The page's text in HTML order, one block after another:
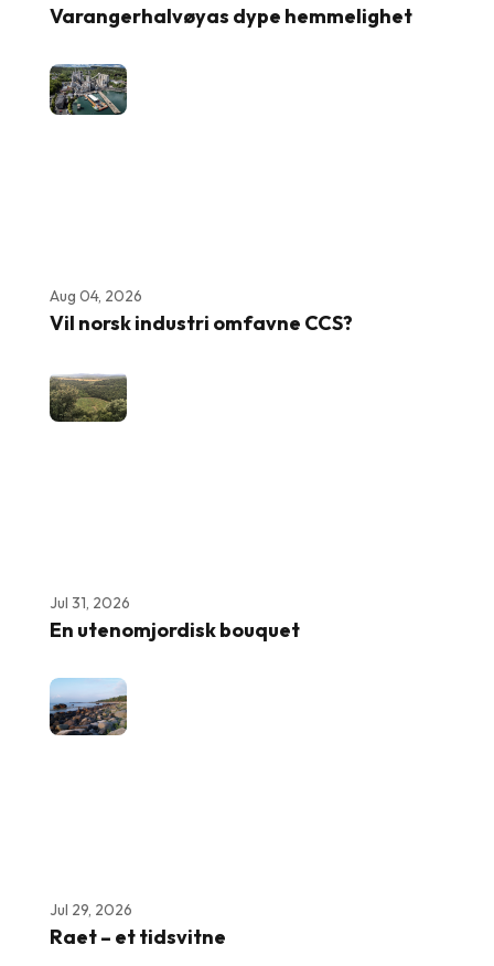
Varangerhalvøyas dype hemmelighet
Aug 04, 2026
Vil norsk industri omfavne CCS?
Jul 31, 2026
En utenomjordisk bouquet
Jul 29, 2026
Raet – et tidsvitne